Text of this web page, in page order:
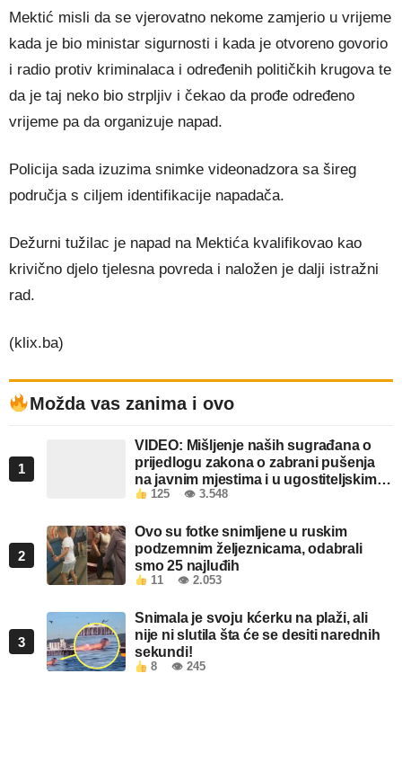
Mektić misli da se vjerovatno nekome zamjerio u vrijeme
kada je bio ministar sigurnosti i kada je otvoreno govorio
i radio protiv kriminalaca i određenih političkih krugova te
da je taj neko bio strpljiv i čekao da prođe određeno
vrijeme pa da organizuje napad.
Policija sada izuzima snimke videonadzora sa šireg
područja s ciljem identifikacije napadača.
Dežurni tužilac je napad na Mektića kvalifikovao kao
krivično djelo tjelesna povreda i naložen je dalji istražni
rad.
(klix.ba)
Možda vas zanima i ovo
1
VIDEO: Mišljenje naših sugrađana o
prijedlogu zakona o zabrani pušenja
na javnim mjestima i u ugostiteljskim
objektima u FBiH
125 👁 3.548
2
Ovo su fotke snimljene u ruskim
podzemnim željeznicama, odabrali
smo 25 najluđih
11 👁 2.053
3
Snimala je svoju kćerku na plaži, ali
nije ni slutila šta će se desiti narednih
sekundi!
8 👁 245